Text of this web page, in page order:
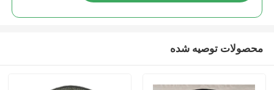
محصولات توصیه شده